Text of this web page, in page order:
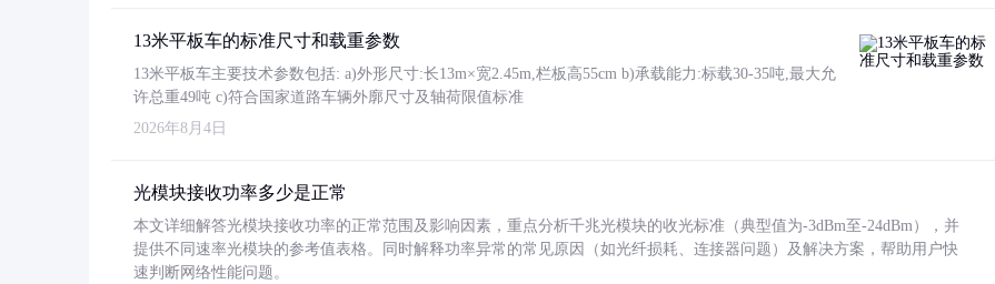
13米平板车的标准尺寸和载重参数
13米平板车主要技术参数包括: a)外形尺寸:长13m×宽2.45m,栏板高55cm b)承载能力:标载30-35吨,最大允
许总重49吨 c)符合国家道路车辆外廓尺寸及轴荷限值标准
2026年8月4日
光模块接收功率多少是正常
本文详细解答光模块接收功率的正常范围及影响因素，重点分析千兆光模块的收光标准（典型值为-3dBm至-24dBm），并
提供不同速率光模块的参考值表格。同时解释功率异常的常见原因（如光纤损耗、连接器问题）及解决方案，帮助用户快
速判断网络性能问题。